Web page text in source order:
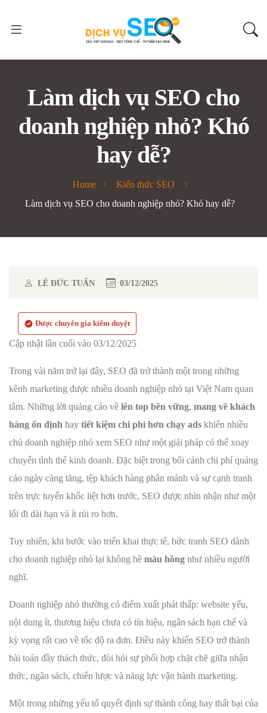
Làm dịch vụ SEO cho
doanh nghiệp nhỏ? Khó
hay dễ?
Home
Kiến thức SEO
Làm dịch vụ SEO cho doanh nghiệp nhỏ? Khó hay dễ?
LÊ ĐỨC TUẤN 03/12/2025
Được chuyên gia kiểm duyệt
Cập nhật lần cuối vào 03/12/2025
Trong vài năm trở lại đây, SEO đã trở thành một trong những
kênh marketing được nhiều doanh nghiệp nhỏ tại Việt Nam quan
tâm. Những lời quảng cáo về lên top bền vững, mang về khách
hàng ổn định hay tiết kiệm chi phí hơn chạy ads khiến nhiều
chủ doanh nghiệp nhỏ xem SEO như một giải pháp có thể xoay
chuyển tình thế kinh doanh. Đặc biệt trong bối cảnh chi phí quảng
cáo ngày càng tăng, tệp khách hàng phân mảnh và sự cạnh tranh
trên trực tuyến khốc liệt hơn trước, SEO được nhìn nhận như một
lối đi dài hạn và ít rủi ro hơn.
Tuy nhiên, khi bước vào triển khai thực tế, bức tranh SEO dành
cho doanh nghiệp nhỏ lại không hề màu hồng như nhiều người
nghĩ.
Doanh nghiệp nhỏ thường có điểm xuất phát thấp: website yếu,
nội dung ít, thương hiệu chưa có tín hiệu, ngân sách hạn chế và
kỳ vọng rất cao về tốc độ ra đơn. Điều này khiến SEO trở thành
bài toán đầy thách thức, đòi hỏi sự phối hợp chặt chẽ giữa nhận
thức, ngân sách, chiến lược và năng lực vận hành marketing.
Một trong những yếu tố quyết định sự thành công hay thất bại của